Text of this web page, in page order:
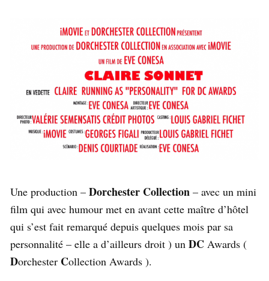
Une production – Dorchester Collection – avec un mini
film qui avec humour met en avant cette maître d’hôtel
qui s’est fait remarqué depuis quelques mois par sa
personnalité – elle a d’ailleurs droit ) un DC Awards (
Dorchester Collection Awards ).